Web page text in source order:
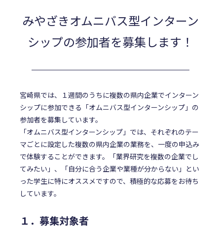
みやざきオムニバス型インターン
シップの参加者を募集します！
宮崎県では、１週間のうちに複数の県内企業でインターン
シップに参加できる「オムニバス型インターンシップ」の
参加者を募集しています。
「オムニバス型インターンシップ」では、それぞれのテー
マごとに設定した複数の県内企業の業務を、一度の申込み
で体験することができます。「業界研究を複数の企業でし
てみたい」、「自分に合う企業や業種が分からない」とい
った学生に特にオススメですので、積極的な応募をお待ち
しています。
１．募集対象者